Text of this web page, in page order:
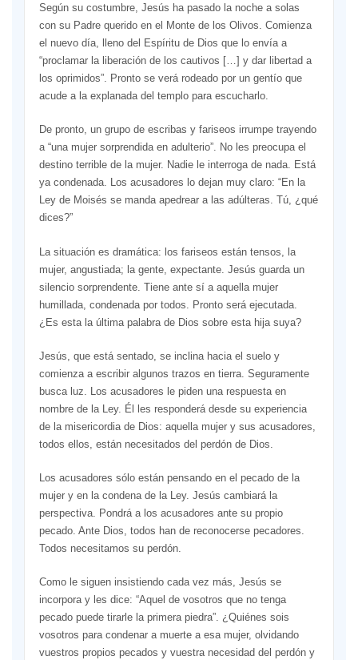
Según su costumbre, Jesús ha pasado la noche a solas
con su Padre querido en el Monte de los Olivos. Comienza
el nuevo día, lleno del Espíritu de Dios que lo envía a
“proclamar la liberación de los cautivos […] y dar libertad a
los oprimidos”. Pronto se verá rodeado por un gentío que
acude a la explanada del templo para escucharlo.
De pronto, un grupo de escribas y fariseos irrumpe trayendo
a “una mujer sorprendida en adulterio”. No les preocupa el
destino terrible de la mujer. Nadie le interroga de nada. Está
ya condenada. Los acusadores lo dejan muy claro: “En la
Ley de Moisés se manda apedrear a las adúlteras. Tú, ¿qué
dices?”
La situación es dramática: los fariseos están tensos, la
mujer, angustiada; la gente, expectante. Jesús guarda un
silencio sorprendente. Tiene ante sí a aquella mujer
humillada, condenada por todos. Pronto será ejecutada.
¿Es esta la última palabra de Dios sobre esta hija suya?
Jesús, que está sentado, se inclina hacia el suelo y
comienza a escribir algunos trazos en tierra. Seguramente
busca luz. Los acusadores le piden una respuesta en
nombre de la Ley. Él les responderá desde su experiencia
de la misericordia de Dios: aquella mujer y sus acusadores,
todos ellos, están necesitados del perdón de Dios.
Los acusadores sólo están pensando en el pecado de la
mujer y en la condena de la Ley. Jesús cambiará la
perspectiva. Pondrá a los acusadores ante su propio
pecado. Ante Dios, todos han de reconocerse pecadores.
Todos necesitamos su perdón.
Como le siguen insistiendo cada vez más, Jesús se
incorpora y les dice: “Aquel de vosotros que no tenga
pecado puede tirarle la primera piedra”. ¿Quiénes sois
vosotros para condenar a muerte a esa mujer, olvidando
vuestros propios pecados y vuestra necesidad del perdón y